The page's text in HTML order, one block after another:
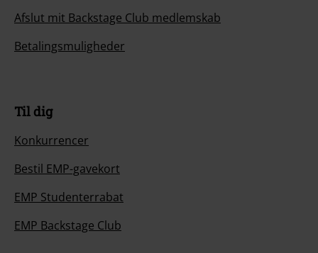
Afslut mit Backstage Club medlemskab
Betalingsmuligheder
Til dig
Konkurrencer
Bestil EMP-gavekort
EMP Studenterrabat
EMP Backstage Club